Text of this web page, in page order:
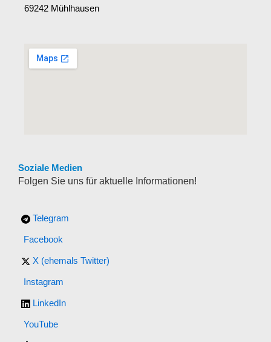
69242 Mühlhausen
Soziale Medien
Folgen Sie uns für aktuelle Informationen!
Telegram
Facebook
X (ehemals Twitter)
Instagram
LinkedIn
YouTube